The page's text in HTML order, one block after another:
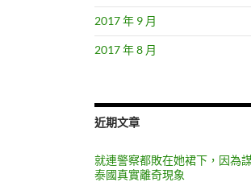
2017 年 9 月
2017 年 8 月
近期文章
就連警察都敗在她裙下，因為
泰國真實離奇現象